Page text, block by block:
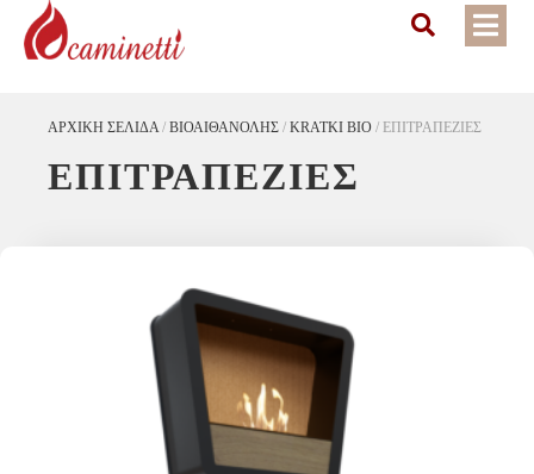
ΑΡΧΙΚΉ ΣΕΛΊΔΑ / ΒΙΟΑΙΘΑΝΌΛΗΣ / KRATKI BIO / ΕΠΙΤΡΑΠΕΖΙΕΣ
ΕΠΙΤΡΑΠΕΖΙΕΣ